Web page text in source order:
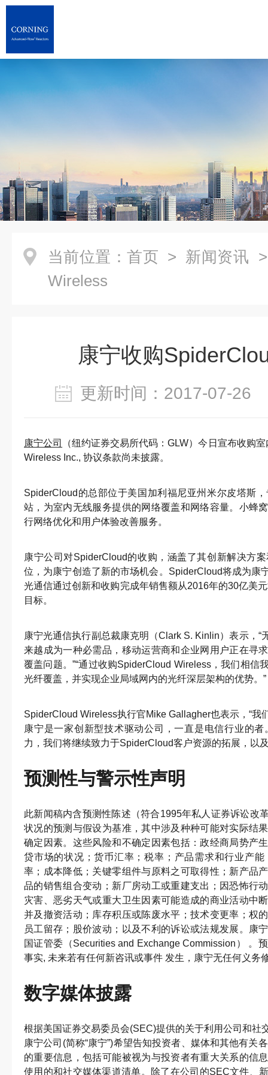
当前位置： 首页 > 新闻资讯
Wireless
康宁收购
更新时间：2017-07-
康宁公司
（纽约证券交易所代码：GLW）今日宣布收购
Wireless Inc., 协议条款尚未披露。
SpiderCloud的总部位于美国加利福尼亚州米尔皮塔斯
站，为室内无线服务提供的网络覆盖和网络容量。小蜂
行网络优化和用户体验改善服务。
康宁公司对SpiderCloud的收购，涵盖了其创新解决方
位，为康宁创造了新的市场机会。SpiderCloud将成为康
光通信通过创新和收购完成年销售额从2016年的30亿美
目标。
康宁光通信执行副总裁康克明（Clark S. Kinlin）表示，“
来越成为一种必需品，移动运营商和企业网用户正在寻
覆盖问题。”“通过收购SpiderCloud Wireless，我们相信
光纤覆盖，并实现企业局域网内的光纤深层架构的优势。”
SpiderCloud Wireless执行官Mike Gallagher也表示，“我
康宁是一家创新型技术驱动公司，一直是电信行业的者
力，我们将继续致力于SpiderCloud客户资源的拓展，以
预测性与警示性声明
此新闻稿内含预测性陈述（符合1995年私人证券诉讼改
状况的预测与假设为基准，其中涉及种种可能对实际结
确定因素。这些风险和不确定因素包括：政经商局势产
贷市场的状况；货币汇率；税率；产品需求和行业产
率；成本降低；关键零组件与原料之可取得性；新产品
品的销售组合变动；新厂房动工或重建支出；因恐怖行
灾害、恶劣天气或重大卫生因素可能造成的商业活动中
并及撤资活动；库存积压或陈废水平；技术变更率；权
员工留存；股价波动；以及不利的诉讼或法规发展。康
国证管委（Securities and Exchange Commission） 。
事实, 未来若有任何新咨讯或事件 发生，康宁无任何义务
数字媒体披露
根据美国证券交易委员会(SEC)提供的关于利用公司和社
康宁公司(简称“康宁”)希望告知投资者、媒体和其他有关
的重要信息，包括可能被视为与投资者有重大关系的信
使用的和社交媒体渠道清单。除了在公司的SEC文件、